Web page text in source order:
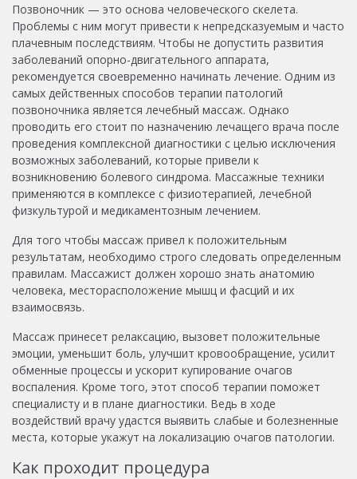
Позвоночник — это основа человеческого скелета.
Проблемы с ним могут привести к непредсказуемым и часто
плачевным последствиям. Чтобы не допустить развития
заболеваний опорно-двигательного аппарата,
рекомендуется своевременно начинать лечение. Одним из
самых действенных способов терапии патологий
позвоночника является лечебный массаж. Однако
проводить его стоит по назначению лечащего врача после
проведения комплексной диагностики с целью исключения
возможных заболеваний, которые привели к
возникновению болевого синдрома. Массажные техники
применяются в комплексе с физиотерапией, лечебной
физкультурой и медикаментозным лечением.
Для того чтобы массаж привел к положительным
результатам, необходимо строго следовать определенным
правилам. Массажист должен хорошо знать анатомию
человека, месторасположение мышц и фасций и их
взаимосвязь.
Массаж принесет релаксацию, вызовет положительные
эмоции, уменьшит боль, улучшит кровообращение, усилит
обменные процессы и ускорит купирование очагов
воспаления. Кроме того, этот способ терапии поможет
специалисту и в плане диагностики. Ведь в ходе
воздействий врачу удастся выявить слабые и болезненные
места, которые укажут на локализацию очагов патологии.
Как проходит процедура